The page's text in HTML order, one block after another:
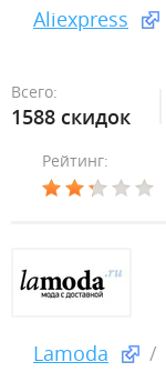
Aliexpress
Всего:
1588 скидок
Рейтинг:
Lamoda